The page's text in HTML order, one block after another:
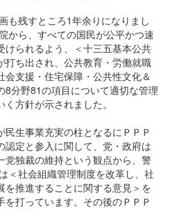
も残すところ1年余りになりまし
から、すべての国民が公平かつ速
けられるよう、＜十三五基本公共
打ち出され、公共教育・労働就職
支援・住宅保障・公共性文化＆
分野81の項目について適切な管理
方針が示されました。
生事業充実の柱となるにＰＰＰ
定と参入に関して、党・政府は
党独裁の維持という観点から、警
＜社会組織管理制度を改革し、社
推進することに関する意見＞を
打っています。その後のＰＰＰ